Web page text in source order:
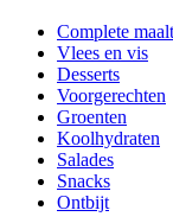
Complete
Vlees en vis
Desserts
Voorgerechten
Groenten
Koolhydraten
Salades
Snacks
Ontbijt